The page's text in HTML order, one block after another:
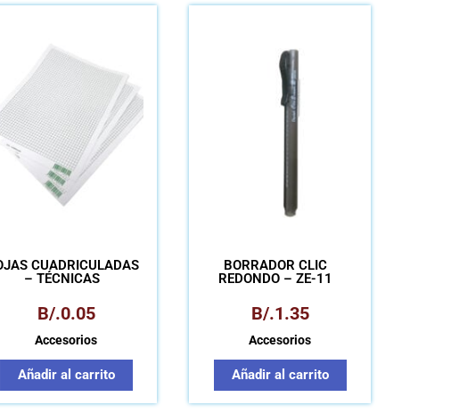
CUADRICULADAS
– TÉCNICAS
B/.0.05
Accesorios
Añadir al carrito
BORRADOR CLIC
REDONDO – ZE-11
B/.1.35
Accesorios
Añadir al carrito